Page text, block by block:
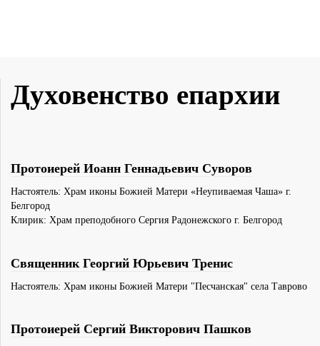
Духовенство епархии
Протоиерей Иоанн Геннадьевич Суворов
Настоятель: Храм иконы Божией Матери «Неупиваемая Чаша» г.
Белгород
Клирик: Храм преподобного Сергия Радонежского г. Белгород
Священник Георгий Юрьевич Тренис
Настоятель: Храм иконы Божией Матери "Песчанская" села Таврово
Протоиерей Сергий Викторович Пашков